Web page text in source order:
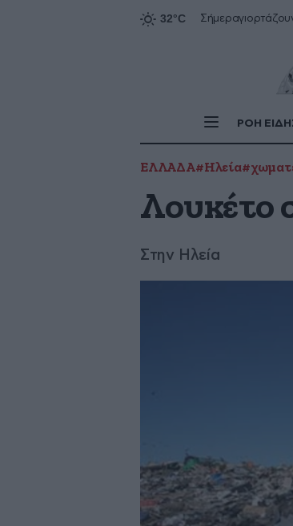
Σήμερα
ΡΟΗ
ΕΛΛΑΔΑ#Ηλεία
Λουκέτο
Στην Ηλεία